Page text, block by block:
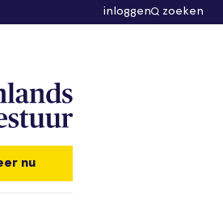
inloggen zoeken
nu